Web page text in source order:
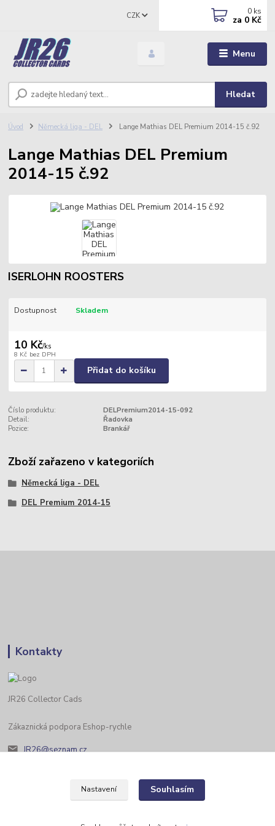
Menu
CZK
Hledat
0 ks
za 0 Kč
Úvod Německá liga - DEL Lange Mathias DEL Premium 2014-15 č.92
Lange Mathias DEL Premium
2014-15 č.92
ISERLOHN ROOSTERS
Dostupnost Skladem
10 Kč/ks
8 Kč bez DPH
Přidat do košíku
Číslo produktu:
DELPremium2014-15-092
Detail:
Řadovka
Pozice:
Brankář
Zboží zařazeno v kategoriích
Německá liga - DEL
DEL Premium 2014-15
Kontakty
JR26 Collector Cads
Zákaznická podpora Eshop-rychle
JR26@seznam.cz
Nastavení Souhlasím